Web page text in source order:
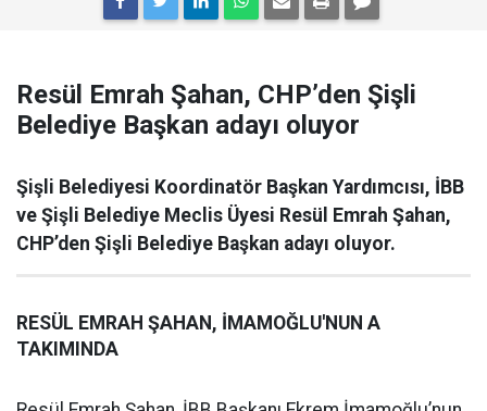
Resül Emrah Şahan, CHP’den Şişli
Belediye Başkan adayı oluyor
Şişli Belediyesi Koordinatör Başkan Yardımcısı, İBB
ve Şişli Belediye Meclis Üyesi Resül Emrah Şahan,
CHP’den Şişli Belediye Başkan adayı oluyor.
RESÜL EMRAH ŞAHAN, İMAMOĞLU'NUN A
TAKIMINDA